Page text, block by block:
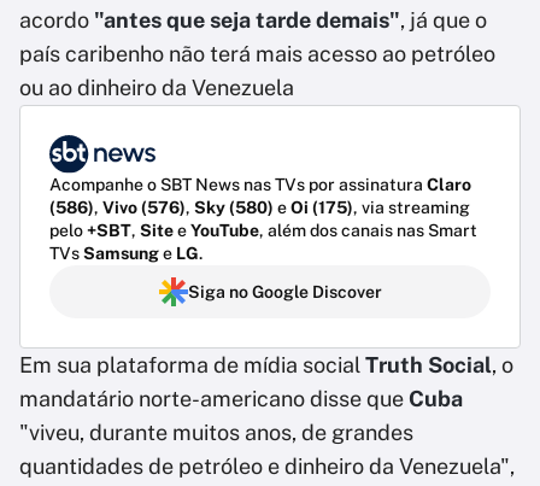
acordo "antes que seja tarde demais", já que o
país caribenho não terá mais acesso ao petróleo
ou ao dinheiro da Venezuela
Acompanhe o SBT News nas TVs por assinatura Claro
(586), Vivo (576), Sky (580) eOi (175), via streaming
pelo+SBT, SiteeYouTube, além dos canais nas Smart
TVsSamsunge LG.
Siga no Google Discover
Em sua plataforma de mídia socialTruth Social, o
mandatário norte-americano disse queCuba
"viveu, durante muitos anos, de grandes
quantidades de petróleo e dinheiro da Venezuela",